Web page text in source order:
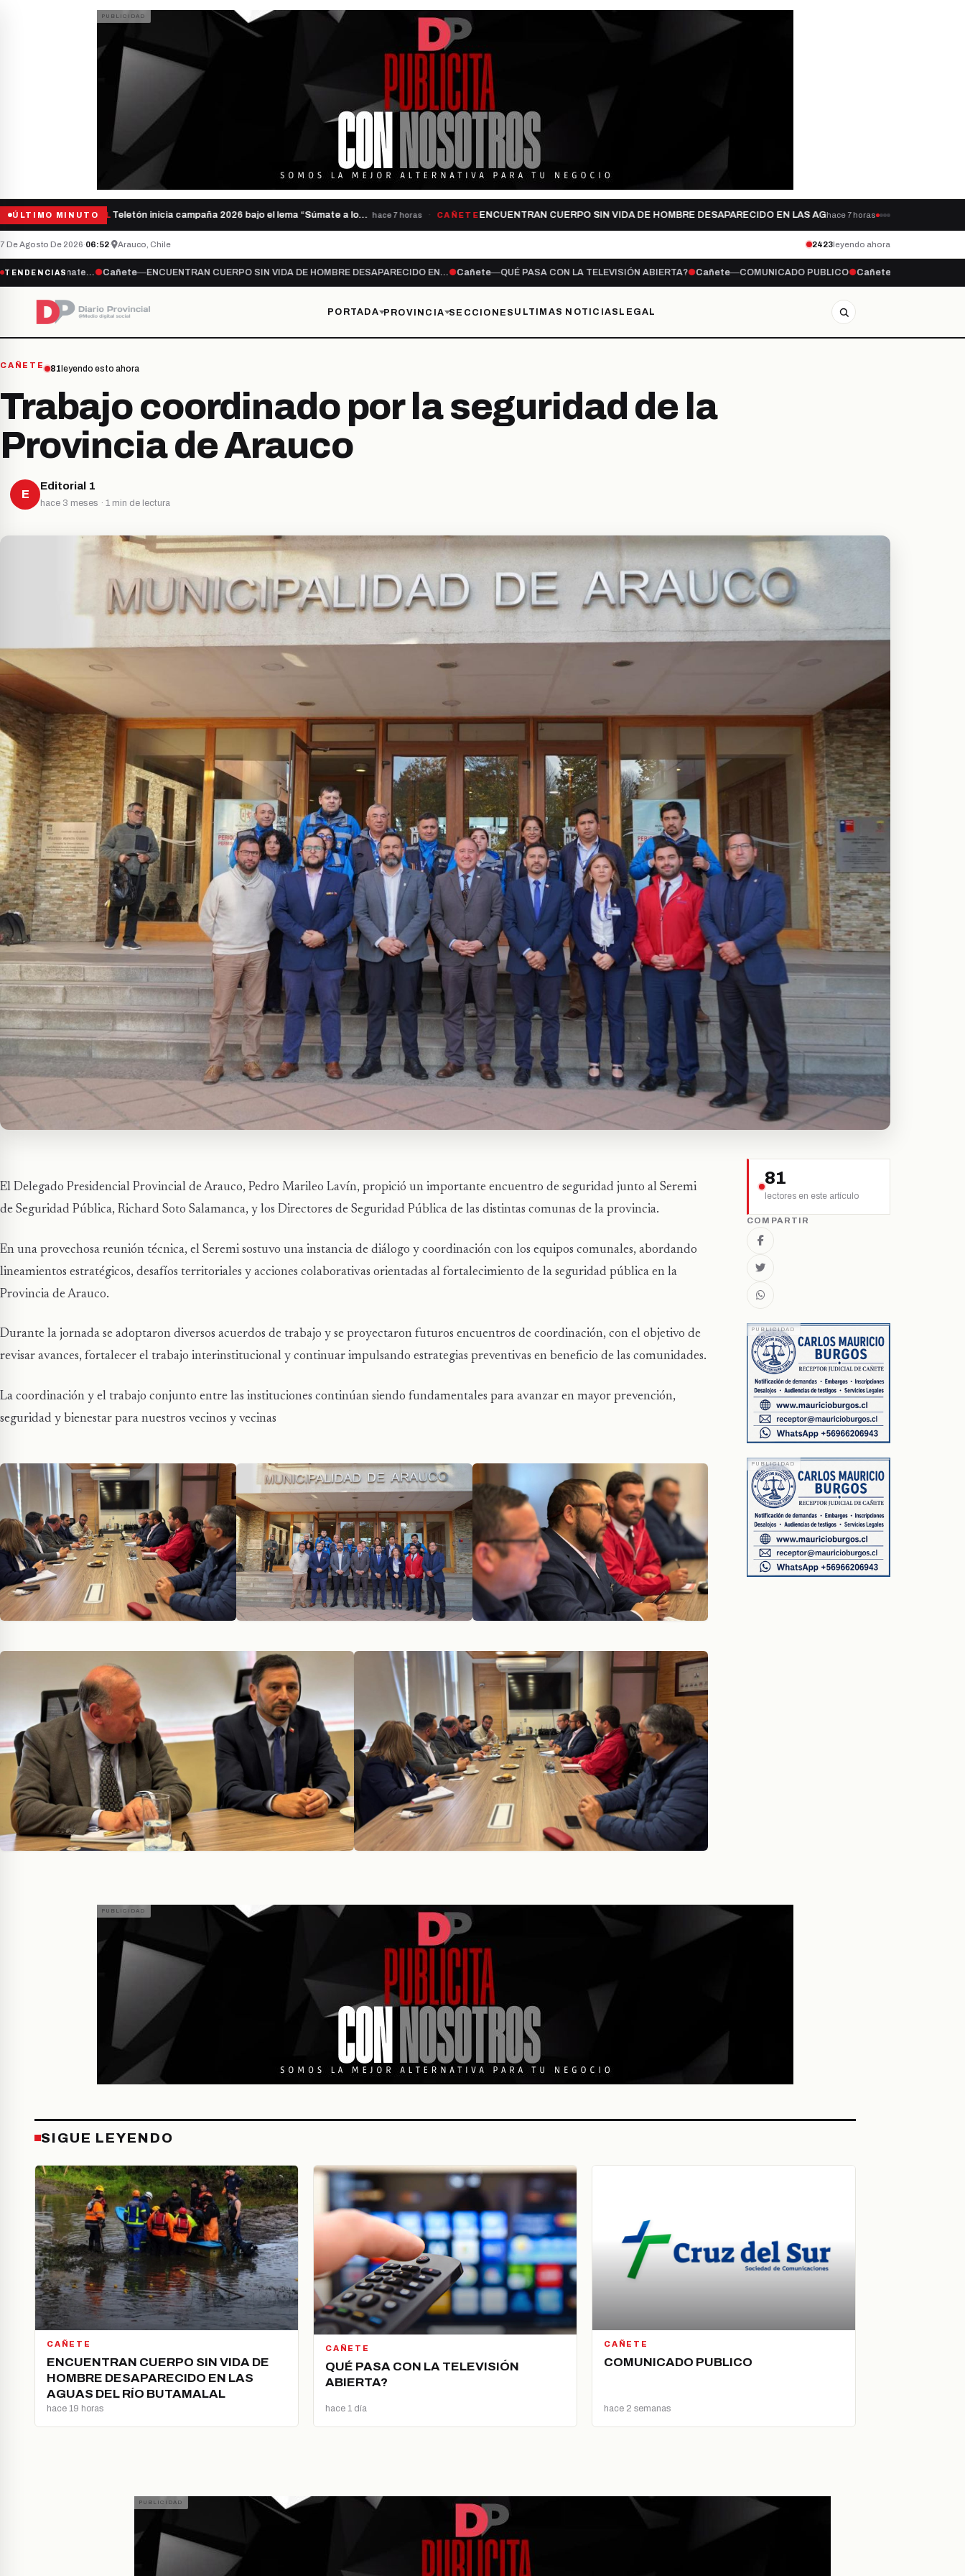
ÚLTIMO MINUTO
NACIONALTeletón inicia campaña 2026 bajo el lema “Súmate a lo… hace 7 horas CAÑETEENCUENTRAN CUERPO SIN VIDA DE HOMBRE DESAPARECIDO EN LAS AGUAS… hace 19 horas
hace 7 horas
7 De Agosto De 2026·06:52· Arauco, Chile 2423leyendo ahora
TENDENCIAS
Cañete—ENCUENTRAN CUERPO SIN VIDA DE HOMBRE DESAPARECIDO EN… ●Cañete—QUÉ PASA CON LA TELEVISIÓN ABIERTA? ●Cañete—COMUNICADO PUBLICO● Cañete—CAÑETE 2028: EL AJEDREZ DE
PORTADA PROVINCIA SECCIONES ULTIMAS NOTICIAS LEGAL
CAÑETE 81 leyendo esto ahora
Trabajo coordinado por la seguridad de la
Provincia de Arauco
E
Editorial 1
hace 3 meses · 1 min de lectura
El Delegado Presidencial Provincial de Arauco, Pedro Marileo Lavín, propició un importante encuentro de seguridad junto al Seremi
de Seguridad Pública, Richard Soto Salamanca, y los Directores de Seguridad Pública de las distintas comunas de la provincia.
En una provechosa reunión técnica, el Seremi sostuvo una instancia de diálogo y coordinación con los equipos comunales, abordando
lineamientos estratégicos, desafíos territoriales y acciones colaborativas orientadas al fortalecimiento de la seguridad pública en la
Provincia de Arauco.
Durante la jornada se adoptaron diversos acuerdos de trabajo y se proyectaron futuros encuentros de coordinación, con el objetivo de
revisar avances, fortalecer el trabajo interinstitucional y continuar impulsando estrategias preventivas en beneficio de las comunidades.
La coordinación y el trabajo conjunto entre las instituciones continúan siendo fundamentales para avanzar en mayor prevención,
seguridad y bienestar para nuestros vecinos y vecinas
81
lectores en este artículo
COMPARTIR
SIGUE LEYENDO
CAÑETE
ENCUENTRAN CUERPO SIN VIDA DE
HOMBRE DESAPARECIDO EN LAS
AGUAS DEL RÍO BUTAMALAL
hace 19 horas
CAÑETE
QUÉ PASA CON LA TELEVISIÓN
ABIERTA?
hace 1 día
CAÑETE
COMUNICADO PUBLICO
hace 2 semanas